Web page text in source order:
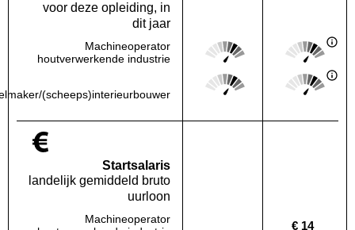
voor deze opleiding, in
dit jaar
Machineoperator
houtverwerkende industrie
Deze regio:
Score: 4 van 5
Landelijk
Score: 4 van
(scheeps)interieurbouwer Deze regio:
Score: 4 van 5
Landelijk
Score: 4 van
Startsalaris
landelijk gemiddeld bruto
uurloon
Machineoperator
€ 14